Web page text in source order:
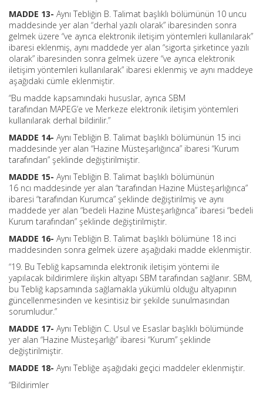
MADDE 13- Aynı Tebliğin B. Talimat başlıklı bölümünün 10 uncu
maddesinde yer alan “derhal yazılı olarak” ibaresinden sonra
gelmek üzere “ve ayrıca elektronik iletişim yöntemleri kullanılarak”
ibaresi eklenmiş, aynı maddede yer alan “sigorta şirketince yazılı
olarak” ibaresinden sonra gelmek üzere “ve ayrıca elektronik
iletişim yöntemleri kullanılarak” ibaresi eklenmiş ve aynı maddeye
aşağıdaki cümle eklenmiştir.
“Bu madde kapsamındaki hususlar, ayrıca SBM
tarafından MAPEG’e ve Merkeze elektronik iletişim yöntemleri
kullanılarak derhal bildirilir.”
MADDE 14- Aynı Tebliğin B. Talimat başlıklı bölümünün 15 inci
maddesinde yer alan “Hazine Müsteşarlığınca” ibaresi “Kurum
tarafından” şeklinde değiştirilmiştir.
MADDE 15- Aynı Tebliğin B. Talimat başlıklı bölümünün
16 ncı maddesinde yer alan “tarafından Hazine Müsteşarlığınca”
ibaresi “tarafından Kurumca” şeklinde değiştirilmiş ve aynı
maddede yer alan “bedeli Hazine Müsteşarlığınca” ibaresi “bedeli
Kurum tarafından” şeklinde değiştirilmiştir.
MADDE 16- Aynı Tebliğin B. Talimat başlıklı bölümüne 18 inci
maddesinden sonra gelmek üzere aşağıdaki madde eklenmiştir.
“19. Bu Tebliğ kapsamında elektronik iletişim yöntemi ile
yapılacak bildirimlere ilişkin altyapı SBM tarafından sağlanır. SBM,
bu Tebliğ kapsamında sağlamakla yükümlü olduğu altyapının
güncellenmesinden ve kesintisiz bir şekilde sunulmasından
sorumludur.”
MADDE 17- Aynı Tebliğin C. Usul ve Esaslar başlıklı bölümünde
yer alan “Hazine Müsteşarlığı” ibaresi “Kurum” şeklinde
değiştirilmiştir.
MADDE 18- Aynı Tebliğe aşağıdaki geçici maddeler eklenmiştir.
“Bildirimler